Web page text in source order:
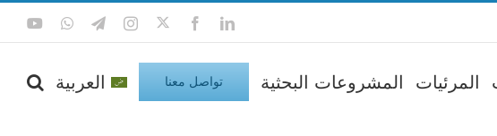
LinkedIn
Facebook
Twitter
Instagram
Telegram
WhatsApp
المرئيات المشروعات البحثية تواصل معنا العربية